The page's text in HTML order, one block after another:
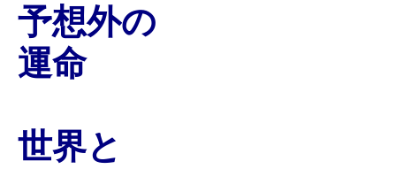
予想外の
運命
世界と